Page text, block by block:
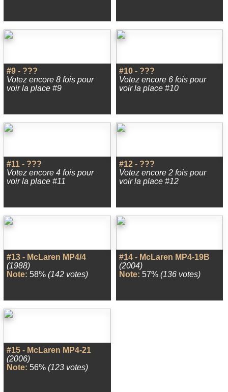
#9 - ???
Votez encore 8 fois pour
voir la place #9
#10 - ???
Votez encore 6 fois pour
voir la place #10
#11 - ???
Votez encore 4 fois pour
voir la place #11
#12 - ???
Votez encore 2 fois pour
voir la place #12
#13 - McLaren MP4/4
(1988)
Note: 58% (142 votes)
#14 - McLaren MP4-19B
(2004)
Note: 57% (136 votes)
#15 - McLaren MP4-21
(2006)
Note: 56% (123 votes)